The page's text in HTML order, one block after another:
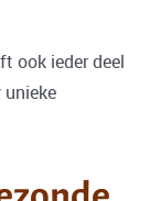
ook ieder deel